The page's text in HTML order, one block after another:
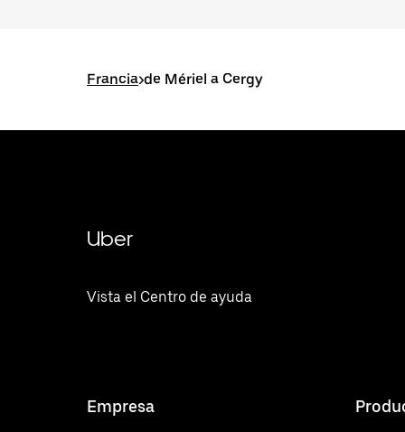
Francia>de Mériel a Cergy
Uber
Vista el Centro de ayuda
Empresa